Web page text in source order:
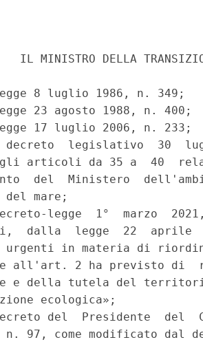
IL MINISTRO DELLA
8 luglio 1986, n. 349;
23 agosto 1988, n. 400;
17 luglio 2006, n. 233;
decreto  legislativo  30
gli articoli da 35 a  40
del  Ministero
mare;
legge  1°  marzo
dalla  legge  22
urgenti in materia di
all'art. 2 ha previsto di
e della tutela del
ecologica»;
del  Presidente  del
n. 97, come modificato dal